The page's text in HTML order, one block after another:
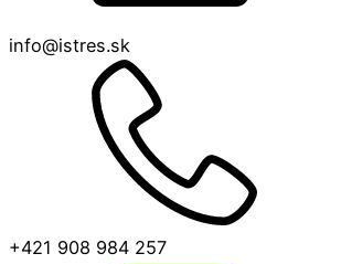
info@istres.sk
+421 908 984 257